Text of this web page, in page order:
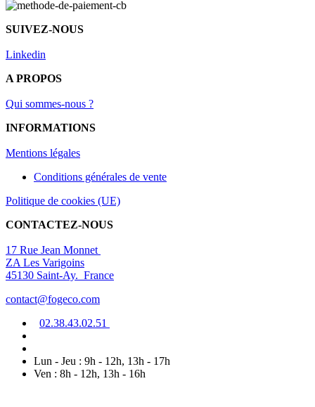
SUIVEZ-NOUS
Linkedin
A PROPOS
Qui sommes-nous ?
INFORMATIONS
Mentions légales
Conditions générales de vente
Politique de cookies (UE)
CONTACTEZ-NOUS
17 Rue Jean Monnet
ZA Les Varigoins
45130 Saint-Ay. France
contact@fogeco.com
02.38.43.02.51
Lun - Jeu : 9h - 12h, 13h - 17h
Ven : 8h - 12h, 13h - 16h